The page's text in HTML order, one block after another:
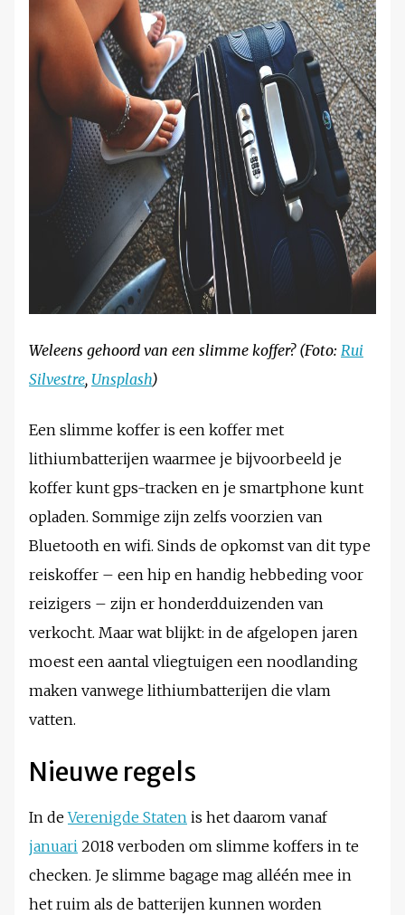
Weleens gehoord van een slimme koffer? (Foto: Rui
Silvestre, Unsplash)
Een slimme koffer is een koffer met
lithiumbatterijen waarmee je bijvoorbeeld je
koffer kunt gps-tracken en je smartphone kunt
opladen. Sommige zijn zelfs voorzien van
Bluetooth en wifi. Sinds de opkomst van dit type
reiskoffer – een hip en handig hebbeding voor
reizigers – zijn er honderdduizenden van
verkocht. Maar wat blijkt: in de afgelopen jaren
moest een aantal vliegtuigen een noodlanding
maken vanwege lithiumbatterijen die vlam
vatten.
Nieuwe regels
In deVerenigde Staten is het daarom vanaf
januari 2018 verboden om slimme koffers in te
checken. Je slimme bagage mag alléén mee in
het ruim als de batterijen kunnen worden